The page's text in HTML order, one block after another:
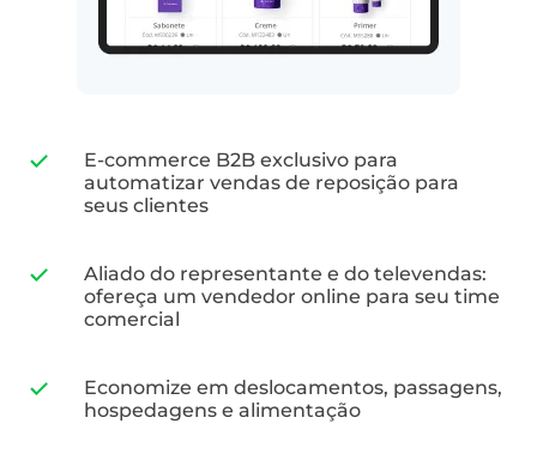
E-commerce B2B exclusivo para
automatizar vendas de reposição para
seus clientes
Aliado do representante e do televendas:
ofereça um vendedor online para seu time
comercial
Economize em deslocamentos, passagens,
hospedagens e alimentação